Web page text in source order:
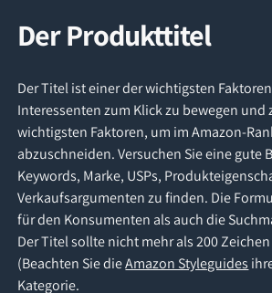
Der Produkttitel
Der Titel ist einer der wichtigsten
Interessenten zum Klick zu bewegen und
wichtigsten Faktoren, um im Amazon-
abzuschneiden. Versuchen Sie eine gute
Keywords, Marke, USPs,
Verkaufsargumenten zu finden. Die
für den Konsumenten als auch die
Der Titel sollte nicht mehr als 200
(Beachten Sie dieAmazon Styleguides
Kategorie.